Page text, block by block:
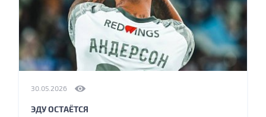
30.05.2026
ЭДУ ОСТАЁТСЯ